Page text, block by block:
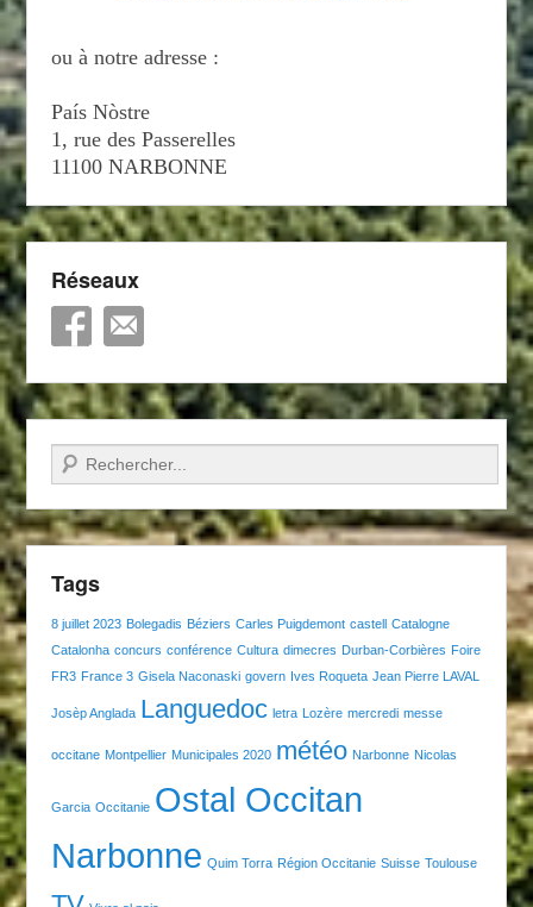
ou à notre adresse :
País Nòstre
1, rue des Passerelles
11100 NARBONNE
Réseaux
Recherche
Tags
8 juillet 2023 Bolegadis Béziers Carles Puigdemont castell
Catalogne
Catalonha concurs conférence Cultura dimecres Durban-Corbières Foire
FR3 France 3 Gisela Naconaski govern Ives Roqueta Jean Pierre LAVAL
Josèp Anglada Languedoc letra Lozère mercredi messe
occitane Montpellier Municipales 2020 météo Narbonne Nicolas
Garcia Occitanie Ostal Occitan
Narbonne Quim Torra Région Occitanie Suisse Toulouse